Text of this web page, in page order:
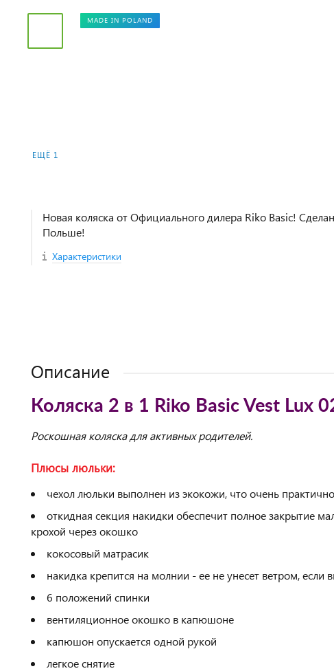
ЕЩЁ 1
MADE IN POLAND
Новая коляска от Официального дилера Riko Basic!
Польше!
Характеристики
Описание
Коляска 2 в 1 Riko Basic Vest Lux
Роскошная коляска для активных родителей.
Плюсы люльки:
чехол люльки выполнен из экокожи, что очень практично
откидная секция накидки обеспечит полное закрытие
крохой через окошко
кокосовый матрасик
накидка крепится на молнии - ее не унесет ветром, если
6 положений спинки
вентиляционное окошко в капюшоне
капюшон опускается одной рукой
легкое снятие